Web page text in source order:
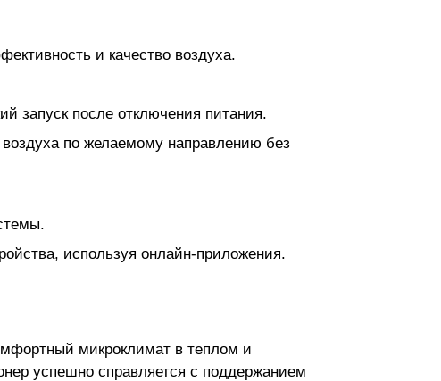
и качество воздуха.
запуск после отключения питания.
воздуха по желаемому направлению без
используя онлайн-приложения.
микроклимат в теплом и
успешно справляется с поддержанием